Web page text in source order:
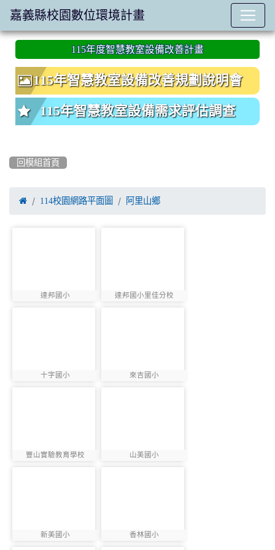
:::
115年度智慧教室設備改善計畫
115年智慧教室設備改善規劃說明會
115年智慧教室設備需求評估調查
回模組首頁
 114校園網路平面圖 阿里山鄉
達邦國小
photo:894 達邦國小里佳分校
photo:895
十字國小
photo:896 來吉國小
photo:897
豐山實驗教育學校
photo:898 山美國小
photo:899
新美國小
photo:900 香林國小
photo:901
嘉義縣校園數位環境計畫